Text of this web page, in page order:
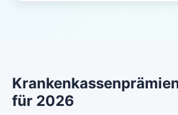
für 2026